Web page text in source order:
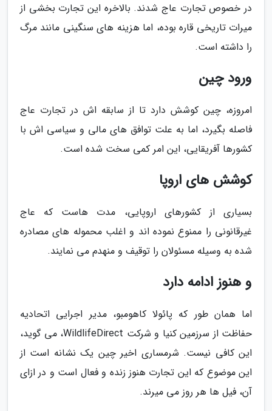
در خصوص تجارت عاج شدند. بالاخره این تجارت بخشی از
میرات تاریخی قاره بوده، اما هزینه های سنگینی مانند مرگ
را داشته است.
ورود چین
امروزه، چین کوشش دارد تا از سابقه اش در تجارت عاج
فاصله بگیرد، اما به علت توافق های مالی و سیاسی اش با
کشورها آفریقایی، این امر کمی سخت شده است.
کوشش های اروپا
بسیاری از کشورهای اروپایی، مدت هاست که عاج
غیرقانونی را ممنوع نموده اند و اغلب محموله های مصادره
شده به وسیله مسئولان را توقیف و منهدم می نمایند.
و هنوز ادامه دارد
اما همان طور که پائولا کاهومبو، مدیر اجرایی اتحادیه
حفاظت از سرزمین کنیا و شرکت WildlifeDirect، می گوید،
این کافی نیست. شرمساری اخیر چین یک نشانه است از
این موضوع که این تجارت هنوز زنده و فعال است و در ازای
آن، فیل ها هر روز می میرند.